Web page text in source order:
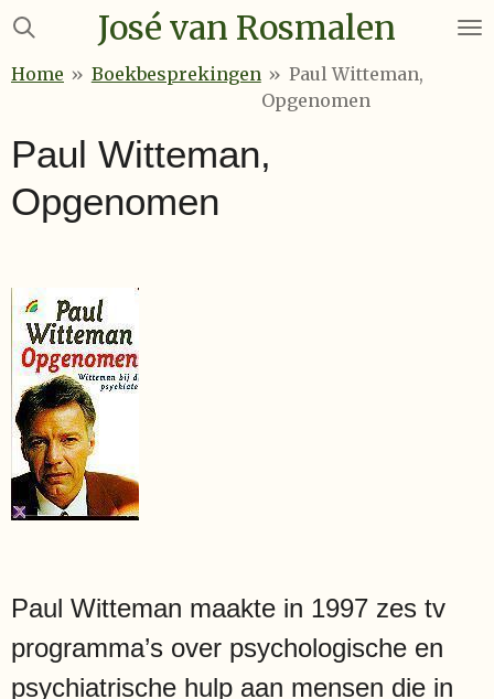
Ga
naar
José van Rosmalen
Home » Boekbesprekingen » Paul Witteman,
Opgenomen
Paul Witteman,
Opgenomen
Paul Witteman maakte in 1997 zes tv
programma’s over psychologische en
psychiatrische hulp aan mensen die in